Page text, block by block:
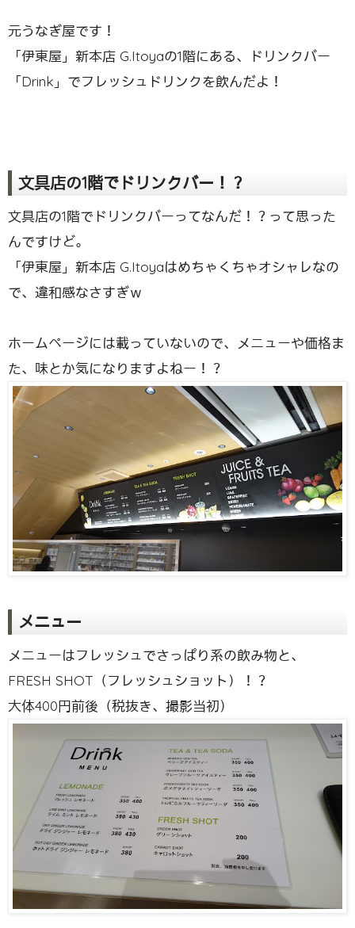
元うなぎ屋です！
「伊東屋」新本店 G.Itoyaの1階にある、ドリンクバー
「Drink」でフレッシュドリンクを飲んだよ！
文具店の1階でドリンクバー！？
文具店の1階でドリンクバーってなんだ！？って思った
んですけど。
「伊東屋」新本店 G.Itoyaはめちゃくちゃオシャレなの
で、違和感なさすぎｗ
ホームページには載っていないので、メニューや価格ま
た、味とか気になりますよねー！？
メニュー
メニューはフレッシュでさっぱり系の飲み物と、
FRESH SHOT（フレッシュショット）！？
大体400円前後（税抜き、撮影当初）